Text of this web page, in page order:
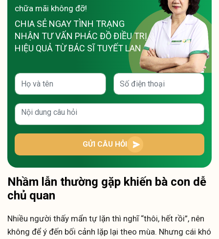
chữa mãi không đỡ!
CHIA SẺ NGAY TÌNH TRẠNG
NHẬN TƯ VẤN PHÁC ĐỒ ĐIỀU TRỊ
HIỆU QUẢ TỪ BÁC SĨ TUYẾT LAN
GỬI CÂU HỎI
Nhầm lẫn thường gặp khiến bà con dễ
chủ quan
Nhiều người thấy mẩn tự lặn thì nghĩ “thôi, hết rồi”, nên
không để ý đến bối cảnh lặp lại theo mùa. Nhưng cái khó